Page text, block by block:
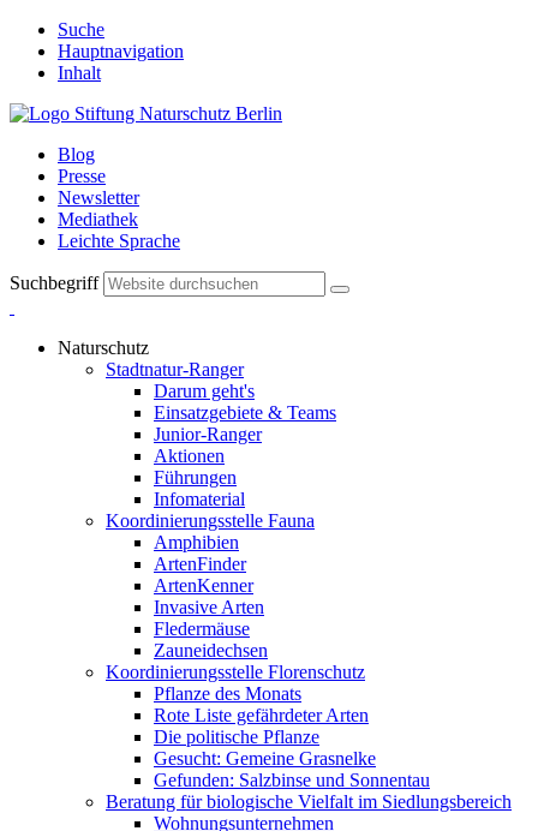
Suche
Hauptnavigation
Inhalt
Blog
Presse
Newsletter
Mediathek
Leichte Sprache
Suchbegriff
Naturschutz
Stadtnatur-Ranger
Darum geht's
Einsatzgebiete & Teams
Junior-Ranger
Aktionen
Führungen
Infomaterial
Koordinierungsstelle Fauna
Amphibien
ArtenFinder
ArtenKenner
Invasive Arten
Fledermäuse
Zauneidechsen
Koordinierungsstelle Florenschutz
Pflanze des Monats
Rote Liste gefährdeter Arten
Die politische Pflanze
Gesucht: Gemeine Grasnelke
Gefunden: Salzbinse und Sonnentau
Beratung für biologische Vielfalt im Siedlungsbereich
Wohnungsunternehmen